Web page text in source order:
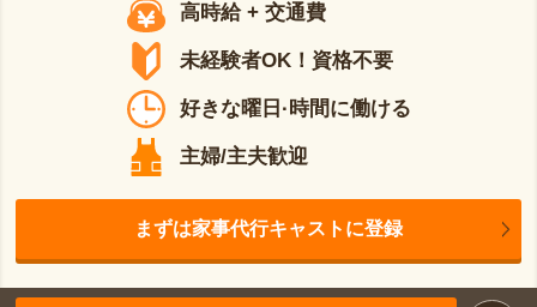
高時給 + 交通費
未経験者OK！資格不要
好きな曜日·時間に働ける
主婦/主夫歓迎
まずは家事代行キャストに登録